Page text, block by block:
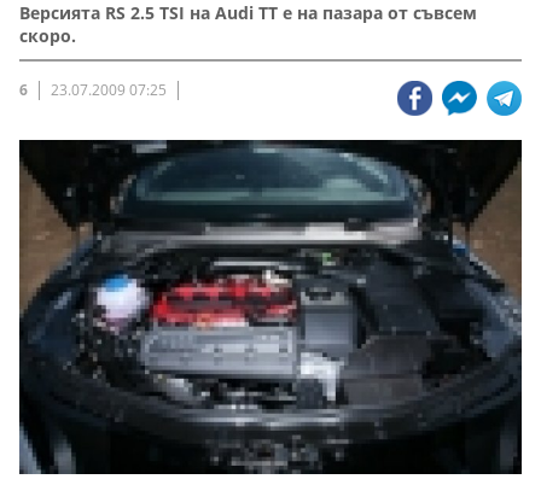
Версията RS 2.5 TSI на Audi TT е на пазара от съвсем
скоро.
6 23.07.2009 07:25